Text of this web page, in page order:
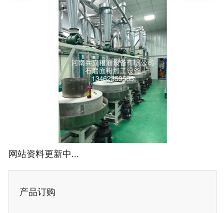
厂房设备
资质荣誉
视频中心
联系我们
网站资料更新中...
产品订购